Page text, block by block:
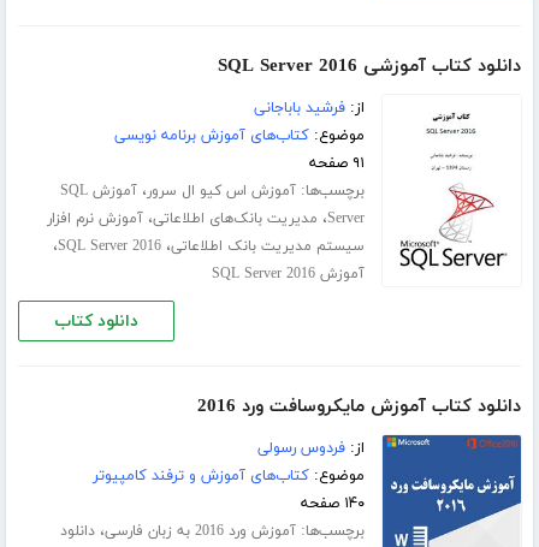
دانلود کتاب آموزشی SQL Server 2016
از:فرشید باباجانی
موضوع:کتاب‌های آموزش برنامه نویسی
۹۱ صفحه
برچسب‌ها:آموزش اس کیو ال سرور،
آموزش SQL
Server، مدیریت بانک‌های اطلاعاتی،آموزش نرم افزار
سیستم مدیریت بانک اطلاعاتی،SQL Server 2016،
آموزش SQL Server 2016
دانلود کتاب
دانلود کتاب آموزش مایکروسافت ورد 2016
از:فردوس رسولی
موضوع:کتاب‌های آموزش و ترفند کامپیوتر
۱۴۰ صفحه
برچسب‌ها:آموزش ورد 2016 به زبان فارسی ،دانلود